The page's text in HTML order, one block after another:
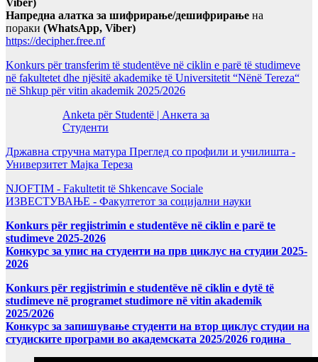
Viber)
Напредна алатка за шифрирање/дешифрирање на
пораки (WhatsApp, Viber)
https://decipher.free.nf
Konkurs për transferim të studentëve në ciklin e parë të studimeve
në fakultetet dhe njësitë akademike të Universitetit “Nënë Tereza“
në Shkup për vitin akademik 2025/2026
Anketa për Studentë | Анкета за
Студенти
Државна стручна матура Преглед со профили и училишта -
Универзитет Мајка Тереза
NJOFTIM - Fakultetit të Shkencave Sociale
ИЗВЕСТУВАЊЕ - Факултетот за социјални науки
Konkurs për regjistrimin e studentëve në ciklin e parë te
studimeve 2025-2026
Конкурс за упис на студенти на прв циклус на студии 2025-
2026
Konkurs për regjistrimin e studentëve në ciklin e dytë të
studimeve në programet studimore në vitin akademik
2025/2026
Конкурс за запишување студенти на втор циклус студии на
студиските програми во академската 2025/2026 година